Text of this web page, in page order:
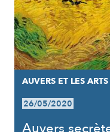
AUVERS ET LES ARTS
26/05/2020
Auvers